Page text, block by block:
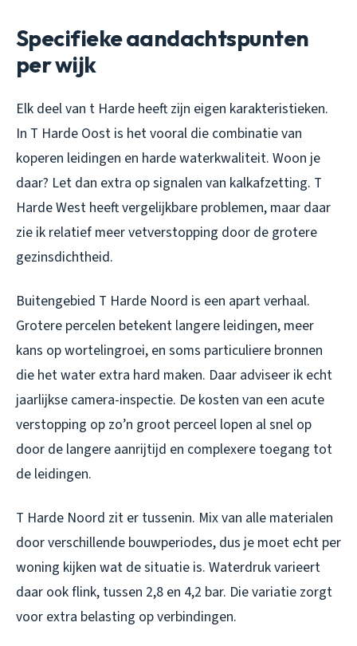
Specifieke aandachtspunten
per wijk
Elk deel van t Harde heeft zijn eigen karakteristieken.
In T Harde Oost is het vooral die combinatie van
koperen leidingen en harde waterkwaliteit. Woon je
daar? Let dan extra op signalen van kalkafzetting. T
Harde West heeft vergelijkbare problemen, maar daar
zie ik relatief meer vetverstopping door de grotere
gezinsdichtheid.
Buitengebied T Harde Noord is een apart verhaal.
Grotere percelen betekent langere leidingen, meer
kans op wortelingroei, en soms particuliere bronnen
die het water extra hard maken. Daar adviseer ik echt
jaarlijkse camera-inspectie. De kosten van een acute
verstopping op zo’n groot perceel lopen al snel op
door de langere aanrijtijd en complexere toegang tot
de leidingen.
T Harde Noord zit er tussenin. Mix van alle materialen
door verschillende bouwperiodes, dus je moet echt per
woning kijken wat de situatie is. Waterdruk varieert
daar ook flink, tussen 2,8 en 4,2 bar. Die variatie zorgt
voor extra belasting op verbindingen.